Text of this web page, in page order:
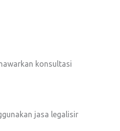
konsultasi
jasa legalisir